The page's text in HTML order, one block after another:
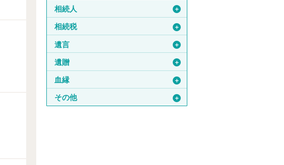
相続人 ＋
相続税 ＋
遺言 ＋
遺贈 ＋
血縁 ＋
その他 ＋